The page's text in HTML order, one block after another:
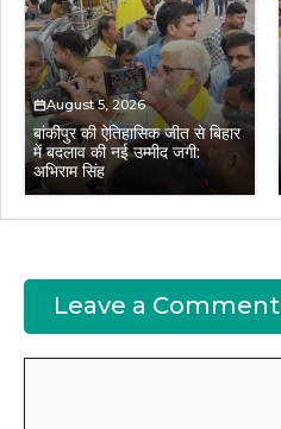
August 5, 2026
बांकीपुर की ऐतिहासिक जीत से बिहार
में बदलाव की नई उम्मीद जगी:
अभिराम सिंह
Leave a Comment